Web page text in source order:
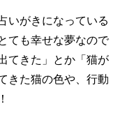
いがきになっている
ても幸せな夢なので
てきた」とか「猫が
きた猫の色や、行動